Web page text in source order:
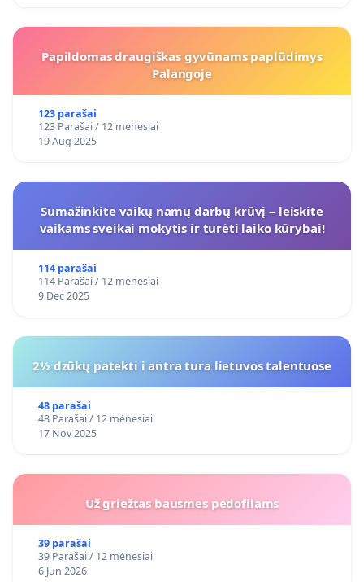
Papildomas draugiškas gyvūnams paplūdimys
Palangoje
123 parašai
123 Parašai / 12 mėnesiai
19 Aug 2025
Sumažinkite vaikų namų darbų krūvį – leiskite
vaikams sveikai mokytis ir turėti laiko kūrybai!
114 parašai
114 Parašai / 12 mėnesiai
9 Dec 2025
2½ dzūkų patekti i antra tura lietuvos talentuose
48 parašai
48 Parašai / 12 mėnesiai
17 Nov 2025
Už griežtas bausmes pedofilams
39 parašai
39 Parašai / 12 mėnesiai
6 Jun 2026